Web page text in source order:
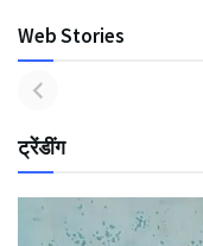
Web Stories
ट्रेंडींग